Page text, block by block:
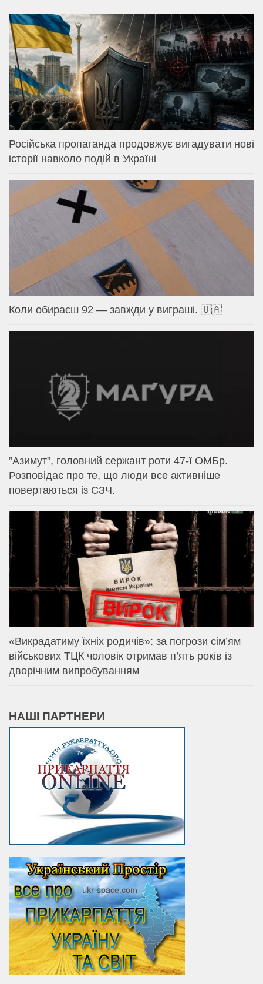
Російська пропаганда продовжує вигадувати нові
історії навколо подій в Україні
Коли обираєш 92 — завжди у виграші. 🇺🇦
⁨”Азимут”, головний сержант роти 47-ї ОМБр.
Розповідає про те, що люди все активніше
повертаються із СЗЧ.
«Викрадатиму їхніх родичів»: за погрози сім’ям
військових ТЦК чоловік отримав п’ять років із
дворічним випробуванням
НАШІ ПАРТНЕРИ